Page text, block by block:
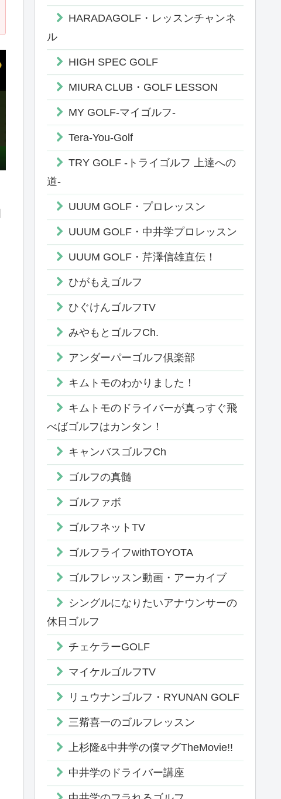
HARADAGOLF・レッスンチャンネ
ル
HIGH SPEC GOLF
MIURA CLUB・GOLF LESSON
MY GOLF-マイゴルフ-
Tera-You-Golf
TRY GOLF -トライゴルフ 上達への
道-
UUUM GOLF・プロレッスン
UUUM GOLF・中井学プロレッスン
UUUM GOLF・芹澤信雄直伝！
ひがもえゴルフ
ひぐけんゴルフTV
みやもとゴルフCh.
アンダーパーゴルフ倶楽部
キムトモのわかりました！
キムトモのドライバーが真っすぐ飛
べばゴルフはカンタン！
キャンバスゴルフCh
ゴルフの真髄
ゴルファボ
ゴルフネットTV
ゴルフライフwithTOYOTA
ゴルフレッスン動画・アーカイブ
シングルになりたいアナウンサーの
休日ゴルフ
チェケラーGOLF
マイケルゴルフTV
リュウナンゴルフ・RYUNAN GOLF
三觜喜一のゴルフレッスン
上杉隆&中井学の僕マグTheMovie!!
中井学のドライバー講座